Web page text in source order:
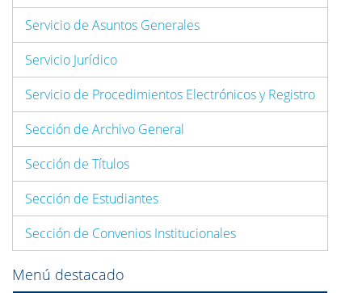
Servicio de Asuntos Generales
Servicio Jurídico
Servicio de Procedimientos Electrónicos y Registro
Sección de Archivo General
Sección de Títulos
Sección de Estudiantes
Sección de Convenios Institucionales
Menú destacado